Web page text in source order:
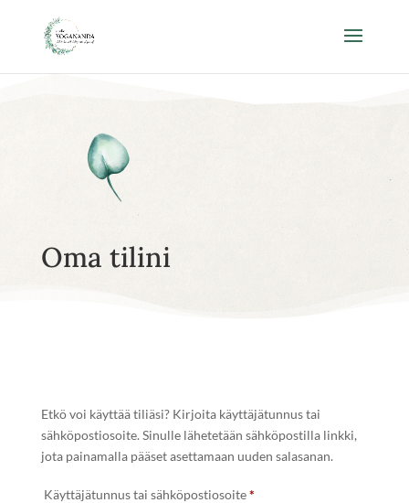
Oma tilini
Etkö voi käyttää tiliäsi? Kirjoita käyttäjätunnus tai
sähköpostiosoite. Sinulle lähetetään sähköpostilla linkki,
jota painamalla pääset asettamaan uuden salasanan.
Käyttäjätunnus tai sähköpostiosoite*Vaaditaan